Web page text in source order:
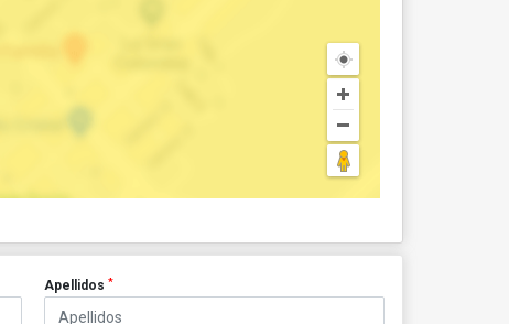
Apellidos *